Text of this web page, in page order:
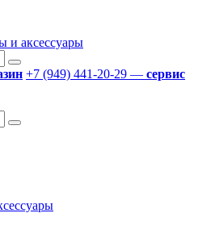
+7 (949) 441-20-29 — сервис